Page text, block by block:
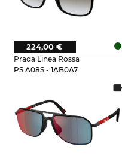
Prada Linea Rossa
PS A08S - 1AB0A7
224,00 €